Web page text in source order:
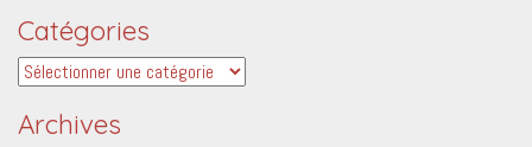
Catégories
Catégories
Archives